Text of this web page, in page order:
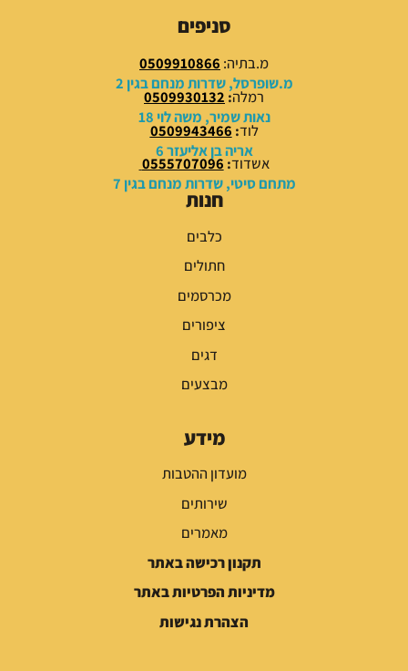
סניפים
מ.בתיה: 0509910866
מ.שופרסל, שדרות מנחם בגין 2
רמלה:
0509930132
נאות שמיר, משה לוי 18
לוד:
0509943466
אריה בן אליעזר 6
אשדוד:
0555707096
מתחם סיטי, שדרות מנחם בגין 7
חנות
כלבים
חתולים
מכרסמים
ציפורים
דגים
מבצעים
מידע
מועדון ההטבות
שירותים
מאמרים
תקנון רכישה באתר
מדיניות הפרטיות באתר
הצהרת נגישות